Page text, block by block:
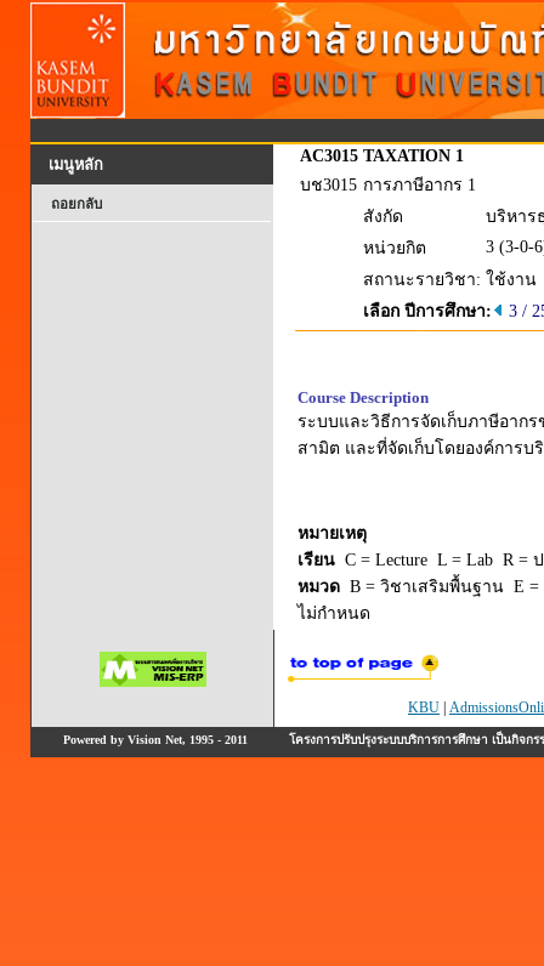
เมนูหลัก
ถอยกลับ
AC3015 TAXATION 1
บช3015 การภาษีอากร 1
สังกัด
บริหาร
หน่วยกิต
3 (3-0-
สถานะรายวิชา: ใช้งาน
เลือก ปีการศึกษา:
3 /
Course Description
ระบบและวิธีการจัดเก็บภาษีอาก
สามิต และที่จัดเก็บโดยองค์การ
หมายเหตุ
เรียน C = Lecture L = Lab R =
หมวด B = วิชาเสริมพื้นฐาน E
ไม่กำหนด
KBU
Powered by Vision Net, 1995 - 2011 โครงการปรับปรุงระบบบริการการศึกษา เป็นกิ